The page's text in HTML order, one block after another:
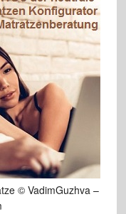
© VadimGuzhva –